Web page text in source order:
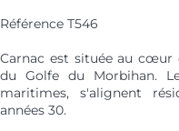
Référence T546
Carnac est située au cœur
du Golfe du Morbihan.
maritimes, s'alignent
années 30.